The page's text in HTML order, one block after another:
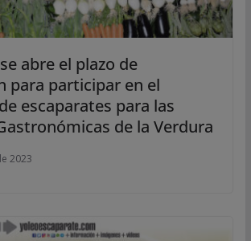
abre el plazo de
para participar en el
escaparates para las
de la Verdura
2023